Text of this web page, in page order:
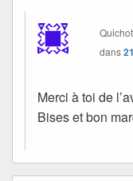
dans
Merci à toi de
Bises et bon